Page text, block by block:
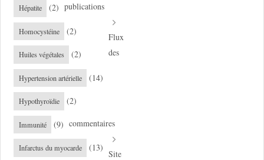
Hépatite (2)
Homocystéine (2)
Huiles végétales (2)
Hypertension artérielle (14)
Hypothyroïdie (2)
Immunité (9)
Infarctus du myocarde (13)
publications
Flux
des
commentaires
Site